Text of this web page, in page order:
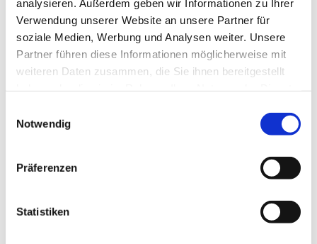
analysieren. Außerdem geben wir Informationen zu Ihrer
Verwendung unserer Website an unsere Partner für
soziale Medien, Werbung und Analysen weiter. Unsere
Partner führen diese Informationen möglicherweise mit
weiteren Daten zusammen, die Sie ihnen bereitgestellt
Notwendig
Präferenzen
Statistiken
Weitere Informationen unterwww.smart-mobility-
institute.de